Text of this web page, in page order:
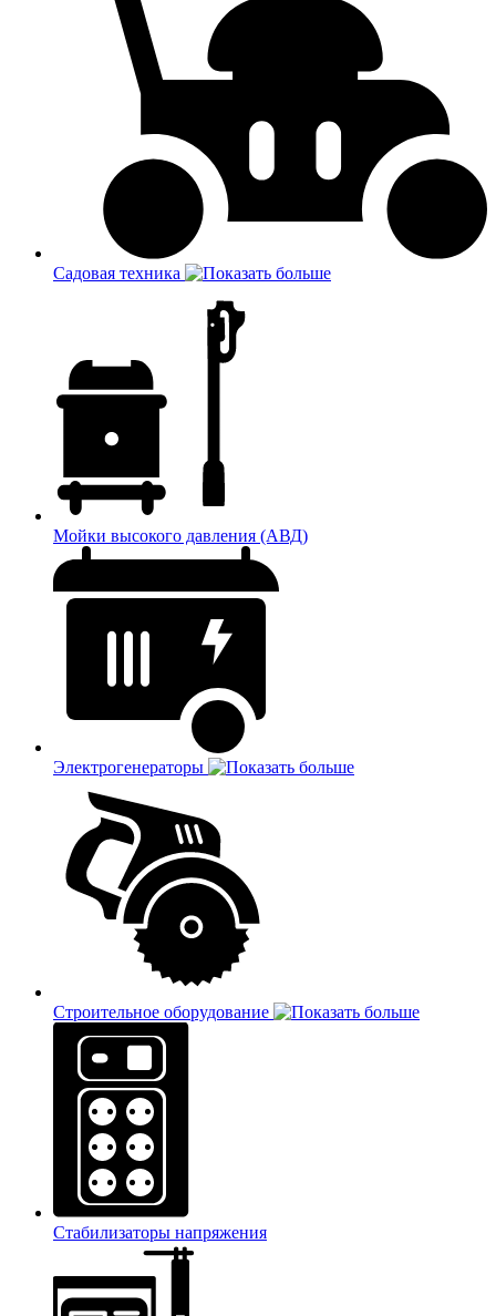
Садовая техника
Мойки высокого давления (АВД)
Электрогенераторы
Строительное оборудование
Стабилизаторы напряжения